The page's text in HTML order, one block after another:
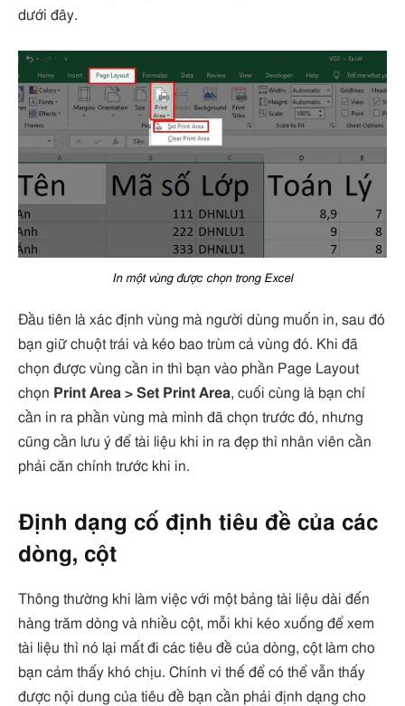
dưới đây.
In một vùng được chọn trong Excel
Đầu tiên là xác định vùng mà người dùng muốn in, sau đó
bạn giữ chuột trái và kéo bao trùm cả vùng đó. Khi đã
chọn được vùng cần in thì bạn vào phần Page Layout
chọn Print Area > Set Print Area, cuối cùng là bạn chỉ
cần in ra phần vùng mà mình đã chọn trước đó, nhưng
cũng cần lưu ý để tài liệu khi in ra đẹp thì nhân viên cần
phải căn chỉnh trước khi in.
Định dạng cố định tiêu đề của các
dòng, cột
Thông thường khi làm việc với một bảng tài liệu dài đến
hàng trăm dòng và nhiều cột, mỗi khi kéo xuống để xem
tài liệu thì nó lại mất đi các tiêu đề của dòng, cột làm cho
bạn cảm thấy khó chịu. Chính vì thế để có thể vẫn thấy
được nội dung của tiêu đề bạn cần phải định dạng cho